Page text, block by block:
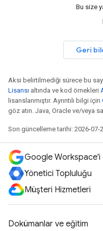
Bu size
Geri
Aksi belirtilmediği sürece bu
Lisansı altında ve kod örnekleri
lisanslanmıştır. Ayrıntılı bilgi için
göz atın. Java, Oracle ve/veya
Son güncelleme tarihi: 2026-07-
Google Workspace'i
Yönetici Topluluğu
Müşteri Hizmetleri
Dokümanlar ve eğitim